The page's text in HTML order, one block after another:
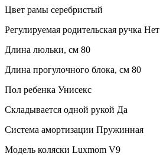
Цвет рамы серебристый
Регулируемая родительская ручка Нет
Длина люльки, см 80
Длина прогулочного блока, см 80
Пол ребенка Унисекс
Складывается одной рукой Да
Система амортизации Пружинная
Модель коляски Luxmom V9